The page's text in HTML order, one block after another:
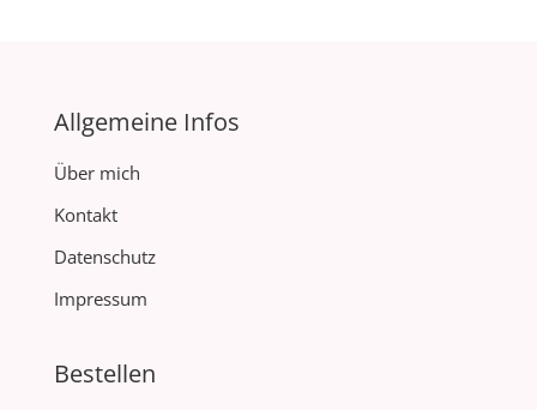
Allgemeine Infos
Über mich
Kontakt
Datenschutz
Impressum
Bestellen